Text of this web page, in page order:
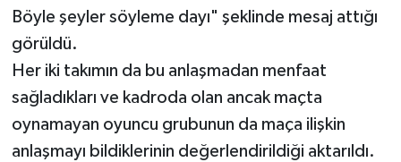
Böyle şeyler söyleme dayı" şeklinde mesaj attığı
görüldü.
Her iki takımın da bu anlaşmadan menfaat
sağladıkları ve kadroda olan ancak maçta
oynamayan oyuncu grubunun da maça ilişkin
anlaşmayı bildiklerinin değerlendirildiği aktarıldı.